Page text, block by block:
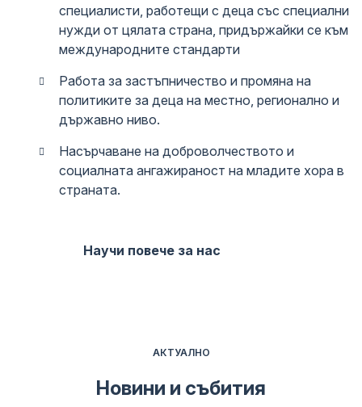
специалисти, работещи с деца със специални
нужди от цялата страна, придържайки се към
международните стандарти
Работа за застъпничество и промяна на
политиките за деца на местно, регионално и
държавно ниво.
Насърчаване на доброволчеството и
социалната ангажираност на младите хора в
страната.
Научи повече за нас
АКТУАЛНО
Новини и събития